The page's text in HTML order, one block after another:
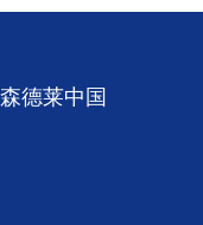
森德莱中国